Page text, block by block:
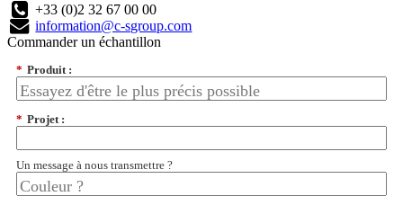
+33 (0)2 32 67 00 00
information@c-sgroup.com
Commander un échantillon
* Produit :
* Projet :
Un message à nous transmettre ?